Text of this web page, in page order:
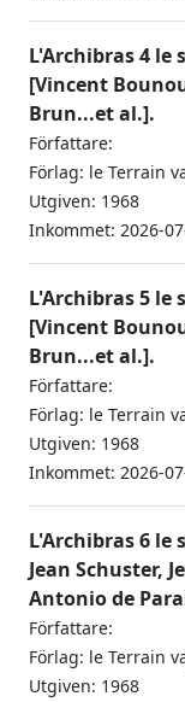
L'Archibras 4 le
[Vincent
Brun...et al.].
Författare:
Förlag: le Terrain
Utgiven: 1968
Inkommet: 2026-
L'Archibras 5 le
[Vincent
Brun...et al.].
Författare:
Förlag: le Terrain
Utgiven: 1968
Inkommet: 2026-
L'Archibras 6 le
Jean Schuster,
Antonio de
Författare:
Förlag: le Terrain
Utgiven: 1968